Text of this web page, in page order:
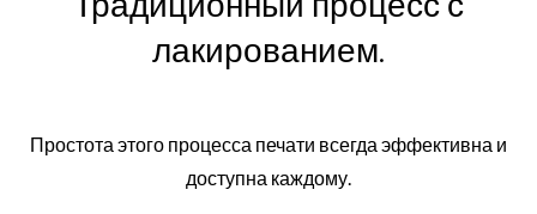
лакированием.
Простота этого процесса печати всегда эффективна и
доступна каждому.